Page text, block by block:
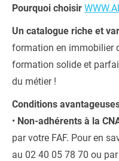
Pourquoi choisir
Un catalogue riche et
formation en immobilier
formation solide et
du métier !
Conditions
• Non-adhérents à la
par votre FAF. Pour en
au 02 40 05 78 70 ou